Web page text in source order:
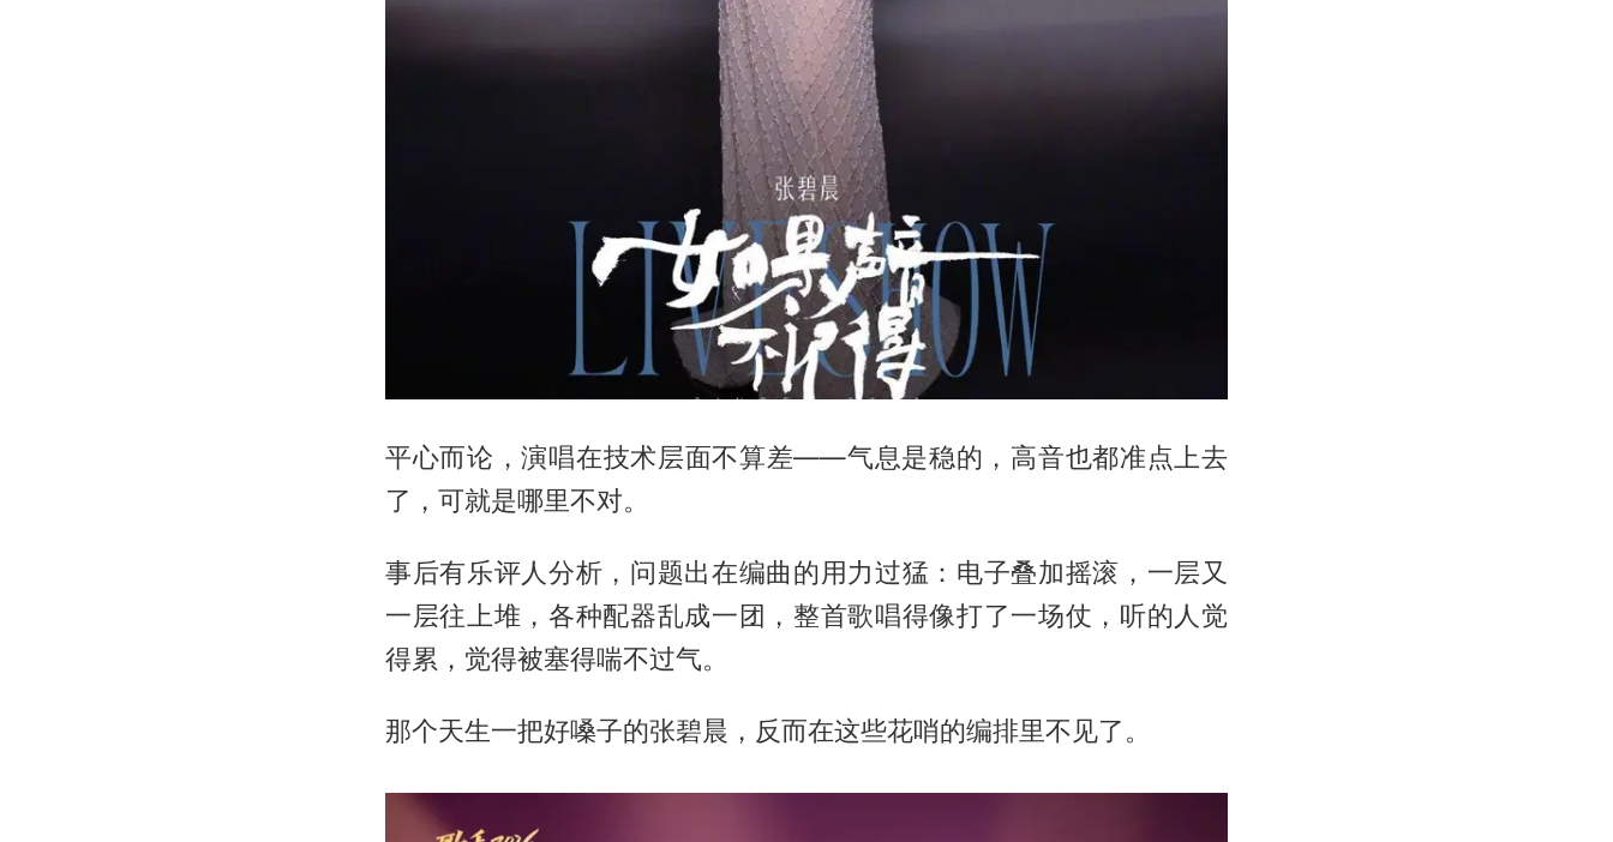
平心而论，演唱在技术层面不算差——气息是稳的，高音也都准点上去
了，可就是哪里不对。
事后有乐评人分析，问题出在编曲的用力过猛：电子叠加摇滚，一层又
一层往上堆，各种配器乱成一团，整首歌唱得像打了一场仗，听的人觉
得累，觉得被塞得喘不过气。
那个天生一把好嗓子的张碧晨，反而在这些花哨的编排里不见了。